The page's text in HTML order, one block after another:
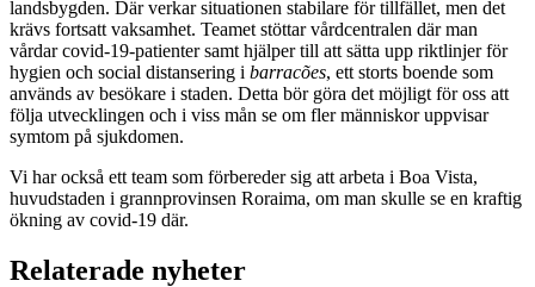
landsbygden. Där verkar situationen stabilare för tillfället, men det
krävs fortsatt vaksamhet. Teamet stöttar vårdcentralen där man
vårdar covid-19-patienter samt hjälper till att sätta upp riktlinjer för
hygien och social distansering i barracões, ett storts boende som
används av besökare i staden. Detta bör göra det möjligt för oss att
följa utvecklingen och i viss mån se om fler människor uppvisar
symtom på sjukdomen.
Vi har också ett team som förbereder sig att arbeta i Boa Vista,
huvudstaden i grannprovinsen Roraima, om man skulle se en kraftig
ökning av covid-19 där.
Relaterade nyheter